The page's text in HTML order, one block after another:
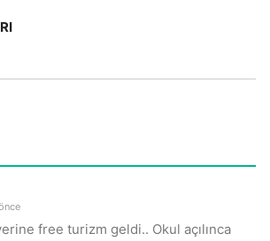
free turizm geldi.. Okul açılınca